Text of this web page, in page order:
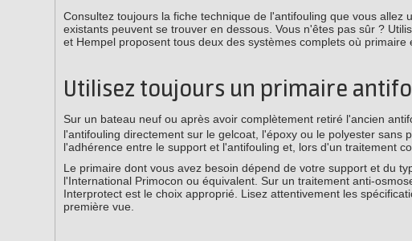
Consultez toujours la fiche technique de l'antifouling que vous
existants peuvent se trouver en dessous. Vous n'êtes pas sûr ?
et Hempel proposent tous deux des systèmes complets où
Utilisez toujours un primaire
Sur un bateau neuf ou après avoir complètement retiré l'ancien
l'antifouling directement sur le gelcoat, l'époxy ou le polyester
l'adhérence entre le support et l'antifouling et, lors d'un traitement
Le primaire dont vous avez besoin dépend de votre support et du
l'International Primocon ou équivalent. Sur un traitement anti-
Interprotect est le choix approprié. Lisez attentivement les
première vue.